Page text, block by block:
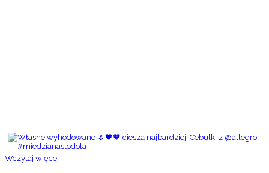
Wczytaj więcej